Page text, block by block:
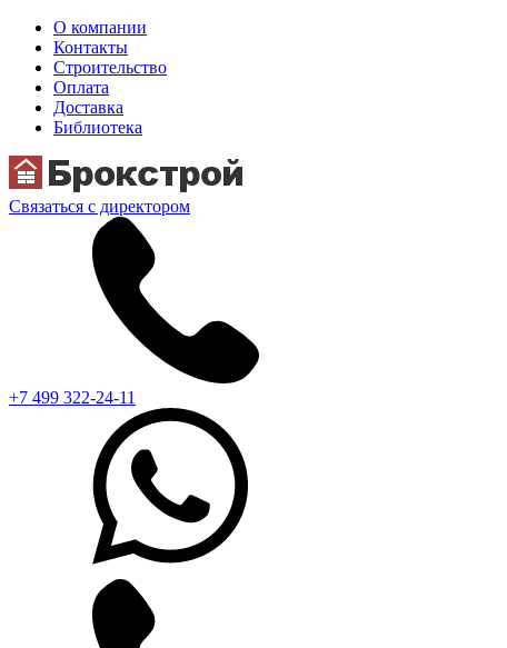
О компании
Контакты
Строительство
Оплата
Доставка
Библиотека
Связаться с директором
+7 499 322-24-11